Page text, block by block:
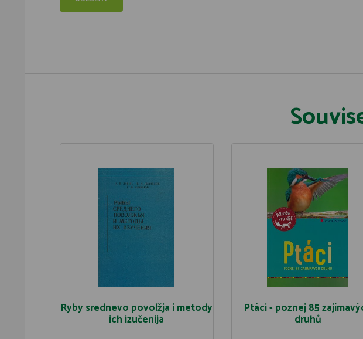
Ryby srednevo povolžja i metody
ich izučenija
Ptáci - poznej 85
druhů